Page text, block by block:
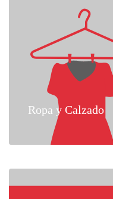
Ropa y Calzado